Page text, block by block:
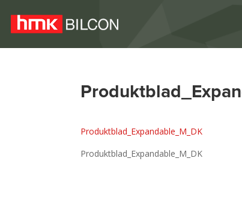
Produktblad_Expandable_M_DK
Produktblad_Expandable_M_DK